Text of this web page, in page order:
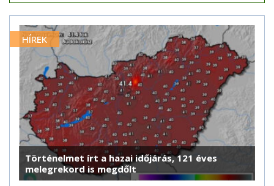
HÍREK
Történelmet írt a hazai időjárás, 121 éves
melegrekord is megdőlt